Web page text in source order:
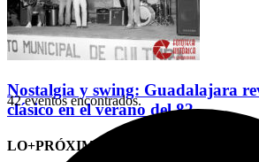
Nostalgia y swing: Guadalajara
clásico en el verano del 82
LO+PRÓXIMO (CITAS)
42 eventos encontrados.